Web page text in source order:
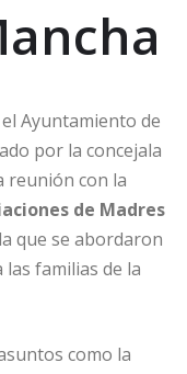
Ayuntamiento de
por la concejala
reunión con la
de Madres
que se abordaron
familias de la
como la